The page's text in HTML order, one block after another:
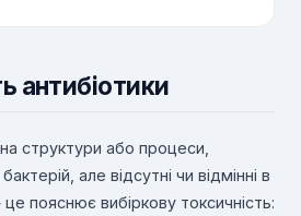
антибіотики
на структури або процеси,
але відсутні чи відмінні в
пояснює вибіркову токсичність: